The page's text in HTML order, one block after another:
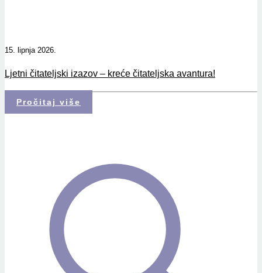
15. lipnja 2026.
Ljetni čitateljski izazov – kreće čitateljska avantura!
Pročitaj više